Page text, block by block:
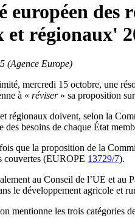
européen des
et régionaux'
(Agence Europe)
mercredi 15 octobre, une
à « réviser » sa proposition
régionaux doivent, selon la
des besoins de chaque État
que la proposition de la
couvertes (EUROPE 13729/7).
au Conseil de l’UE et au
le développement agricole et
mentionne les trois catégories